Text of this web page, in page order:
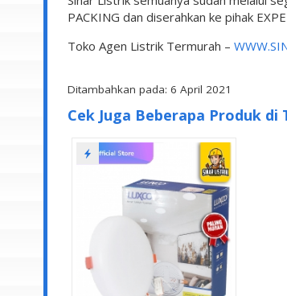
PACKING dan diserahkan ke pihak
Toko Agen Listrik Termurah –
Ditambahkan pada: 6 April 2021
Cek Juga Beberapa Produk